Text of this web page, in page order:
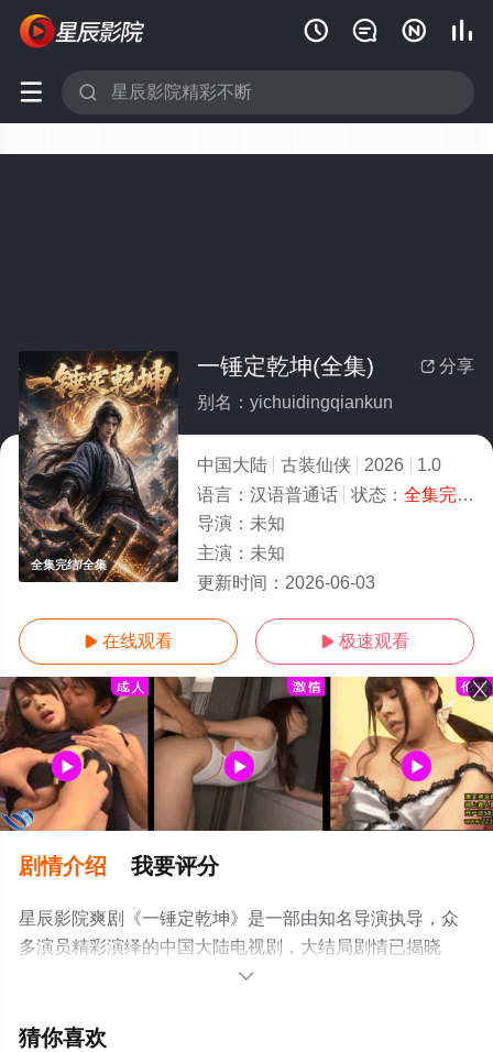
   
 
全集完结/全集
 分享
一锤定乾坤(全集)
别名：yichuidingqiankun
中国大陆 古装仙侠 2026
1.0
语言： 汉语普通话 状态： 全集完结
导演： 未知
主演： 未知
更新时间： 2026-06-03
 在线观看  极速观看
剧情介绍 我要评分
星辰影院爽剧《一锤定乾坤》是一部由知名导演执导，众
多演员精彩演绎的中国大陆电视剧，大结局剧情已揭晓
（全集完结），手机免费观看高清无删减完整版电视剧全
视猫或剧情网等平台了解。

猜你喜欢